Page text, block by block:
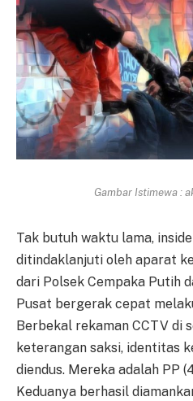
Gambar Istimewa :
Tak butuh waktu lama,
ditindaklanjuti oleh aparat
dari Polsek Cempaka Putih
Pusat bergerak cepat
Berbekal rekaman CCTV di
keterangan saksi, identitas
diendus. Mereka adalah PP
Keduanya berhasil